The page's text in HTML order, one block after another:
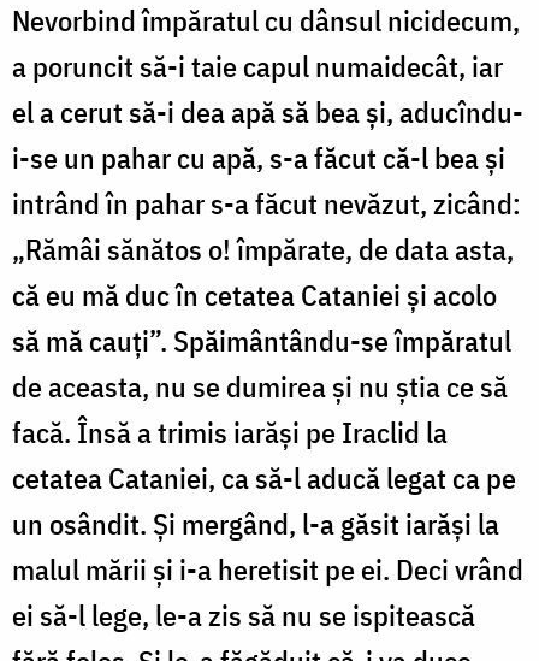
Nevorbind împăratul cu dânsul nicidecum,
a poruncit să-i taie capul numaidecât, iar
el a cerut să-i dea apă să bea și, aducîndu-
i-se un pahar cu apă, s-a făcut că-l bea și
intrând în pahar s-a făcut nevăzut, zicând:
„Rămâi sănătos o! împărate, de data asta,
că eu mă duc în cetatea Cataniei și acolo
să mă cauți”. Spăimântându-se împăratul
de aceasta, nu se dumirea și nu știa ce să
facă. Însă a trimis iarăși pe Iraclid la
cetatea Cataniei, ca să-l aducă legat ca pe
un osândit. Și mergând, l-a găsit iarăși la
malul mării și i-a heretisit pe ei. Deci vrând
ei să-l lege, le-a zis să nu se ispitească